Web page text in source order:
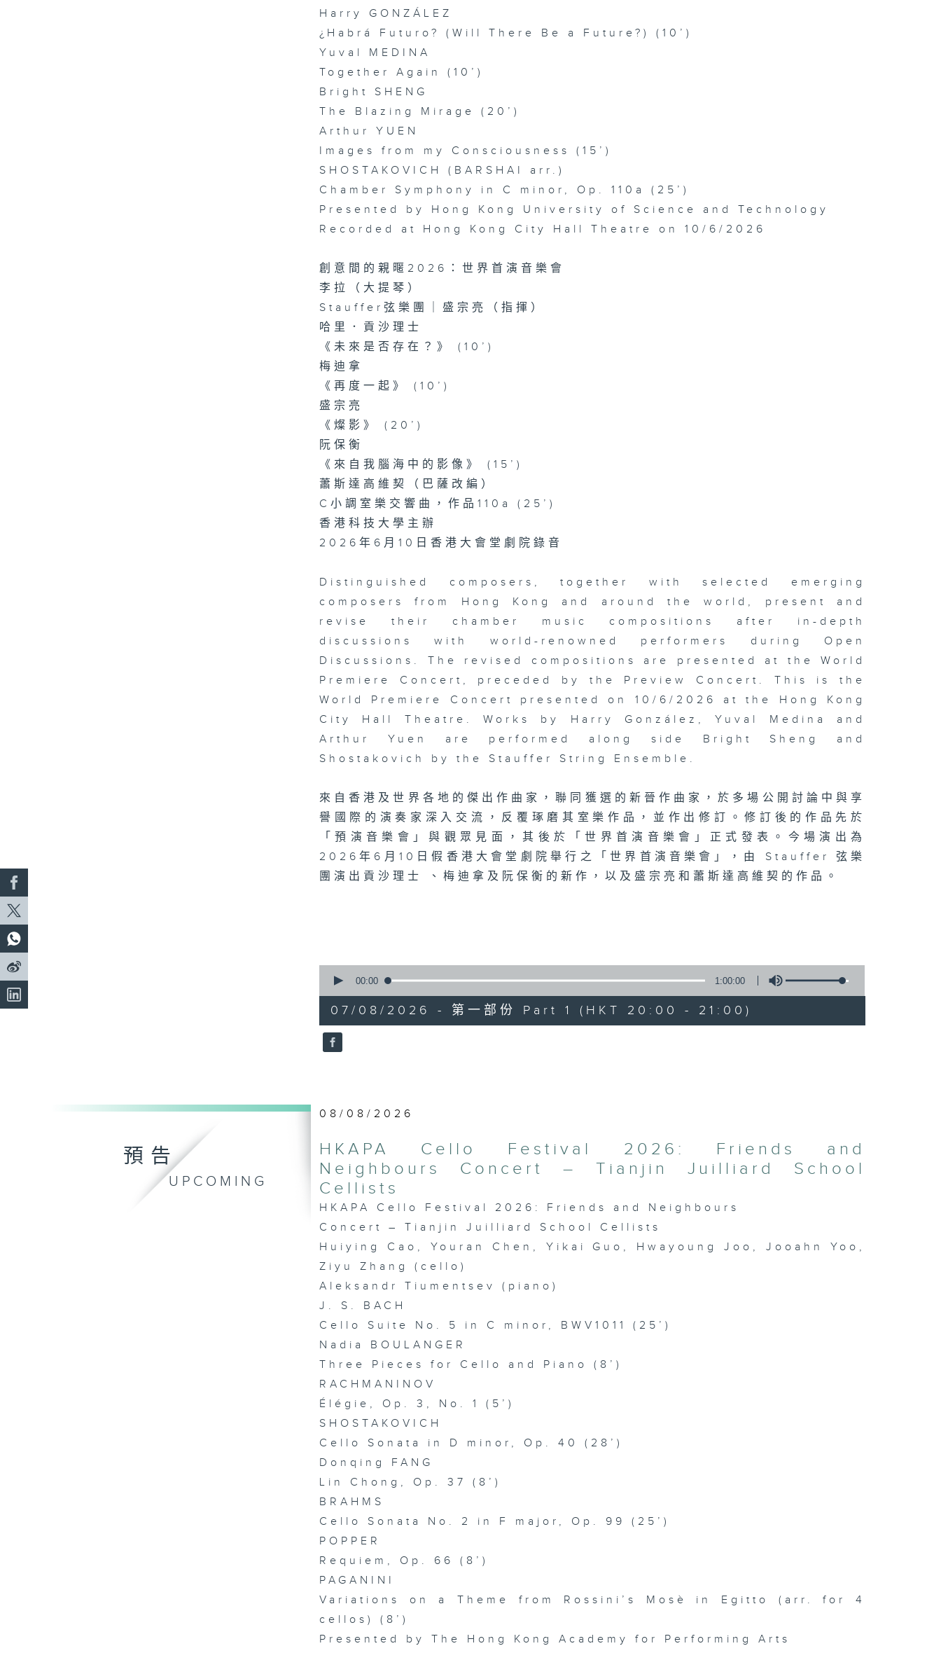
Harry GONZÁLEZ
¿Habrá Futuro? (Will There Be a Future?) (10’)
Yuval MEDINA
Together Again (10’)
Bright SHENG
The Blazing Mirage (20’)
Arthur YUEN
Images from my Consciousness (15’)
SHOSTAKOVICH (BARSHAI arr.)
Chamber Symphony in C minor, Op. 110a (25’)
Presented by Hong Kong University of Science and Technology
Recorded at Hong Kong City Hall Theatre on 10/6/2026
創意間的親暱2026：世界首演音樂會
李拉（大提琴）
Stauffer弦樂團｜盛宗亮（指揮）
哈里．貢沙理士
《未來是否存在？》 (10’)
梅迪拿
《再度一起》 (10’)
盛宗亮
《燦影》 (20’)
阮保衡
《來自我腦海中的影像》 (15’)
蕭斯達高維契（巴薩改編）
C小調室樂交響曲，作品110a (25’)
香港科技大學主辦
2026年6月10日香港大會堂劇院錄音
Distinguished composers, together with selected emerging
composers from Hong Kong and around the world, present and
revise their chamber music compositions after in-depth
discussions with world-renowned performers during Open
Discussions. The revised compositions are presented at the World
Premiere Concert, preceded by the Preview Concert. This is the
World Premiere Concert presented on 10/6/2026 at the Hong Kong
City Hall Theatre. Works by Harry González, Yuval Medina and
Arthur Yuen are performed along side Bright Sheng and
Shostakovich by the Stauffer String Ensemble.
來自香港及世界各地的傑出作曲家，聯同獲選的新晉作曲家，於多場公開討論中與享
譽國際的演奏家深入交流，反覆琢磨其室樂作品，並作出修訂。修訂後的作品先於
「預演音樂會」與觀眾見面，其後於「世界首演音樂會」正式發表。今場演出為
2026年6月10日假香港大會堂劇院舉行之「世界首演音樂會」，由 Stauffer 弦樂
團演出貢沙理士 、梅迪拿及阮保衡的新作，以及盛宗亮和蕭斯達高維契的作品。
seconds
hour,
0
seconds
90%
00:00 1:00:00
07/08/2026 - 第一部份 Part 1 (HKT 20:00 - 21:00)
預告
UPCOMING
08/08/2026
HKAPA Cello Festival 2026: Friends and
Neighbours Concert – Tianjin Juilliard School
Cellists
HKAPA Cello Festival 2026: Friends and Neighbours
Concert – Tianjin Juilliard School Cellists
Huiying Cao, Youran Chen, Yikai Guo, Hwayoung Joo, Jooahn Yoo,
Ziyu Zhang (cello)
Aleksandr Tiumentsev (piano)
J. S. BACH
Cello Suite No. 5 in C minor, BWV1011 (25’)
Nadia BOULANGER
Three Pieces for Cello and Piano (8’)
RACHMANINOV
Élégie, Op. 3, No. 1 (5’)
SHOSTAKOVICH
Cello Sonata in D minor, Op. 40 (28’)
Donqing FANG
Lin Chong, Op. 37 (8’)
BRAHMS
Cello Sonata No. 2 in F major, Op. 99 (25’)
POPPER
Requiem, Op. 66 (8’)
PAGANINI
Variations on a Theme from Rossini’s Mosè in Egitto (arr. for 4
cellos) (8’)
Presented by The Hong Kong Academy for Performing Arts